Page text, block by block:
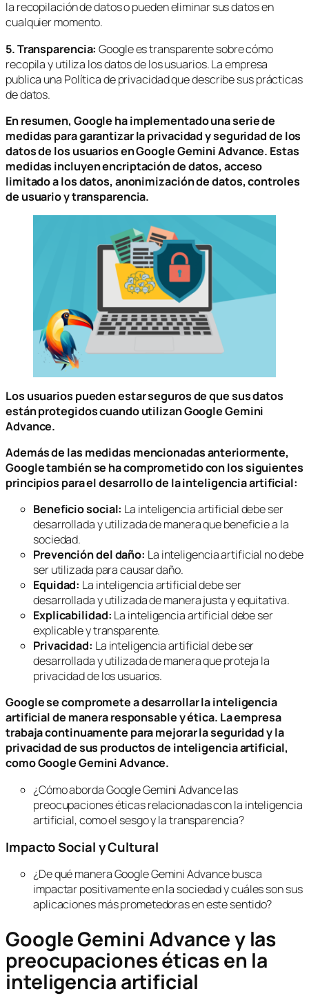
la recopilación de datos o pueden eliminar sus datos en
cualquier momento.
5. Transparencia: Google es transparente sobre cómo
recopila y utiliza los datos de los usuarios. La empresa
publica una Política de privacidad que describe sus prácticas
de datos.
En resumen, Google ha implementado una serie de
medidas para garantizar la privacidad y seguridad de los
datos de los usuarios en Google Gemini Advance. Estas
medidas incluyen encriptación de datos, acceso
limitado a los datos, anonimización de datos, controles
de usuario y transparencia.
Los usuarios pueden estar seguros de que sus datos
están protegidos cuando utilizan Google Gemini
Advance.
Además de las medidas mencionadas anteriormente,
Google también se ha comprometido con los siguientes
principios para el desarrollo de la inteligencia artificial:
Beneficio social: La inteligencia artificial debe ser
desarrollada y utilizada de manera que beneficie a la
sociedad.
Prevención del daño: La inteligencia artificial no debe
ser utilizada para causar daño.
Equidad: La inteligencia artificial debe ser
desarrollada y utilizada de manera justa y equitativa.
Explicabilidad: La inteligencia artificial debe ser
explicable y transparente.
Privacidad: La inteligencia artificial debe ser
desarrollada y utilizada de manera que proteja la
privacidad de los usuarios.
Google se compromete a desarrollar la inteligencia
artificial de manera responsable y ética. La empresa
trabaja continuamente para mejorar la seguridad y la
privacidad de sus productos de inteligencia artificial,
como Google Gemini Advance.
¿Cómo aborda Google Gemini Advance las
preocupaciones éticas relacionadas con la inteligencia
artificial, como el sesgo y la transparencia?
Impacto Social y Cultural
¿De qué manera Google Gemini Advance busca
impactar positivamente en la sociedad y cuáles son sus
aplicaciones más prometedoras en este sentido?
Google Gemini Advance y las
preocupaciones éticas en la
inteligencia artificial